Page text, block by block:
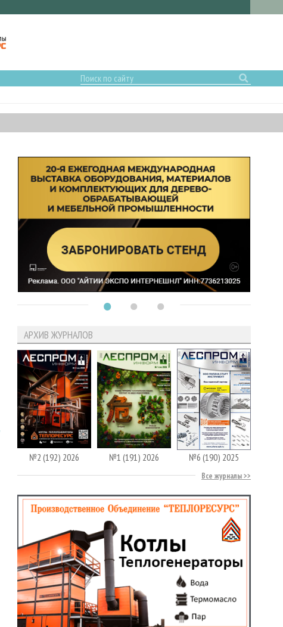
АРХИВ ЖУРНАЛОВ
№2 (192) 2026 №1 (191) 2026 №6 (190) 2025
Все журналы